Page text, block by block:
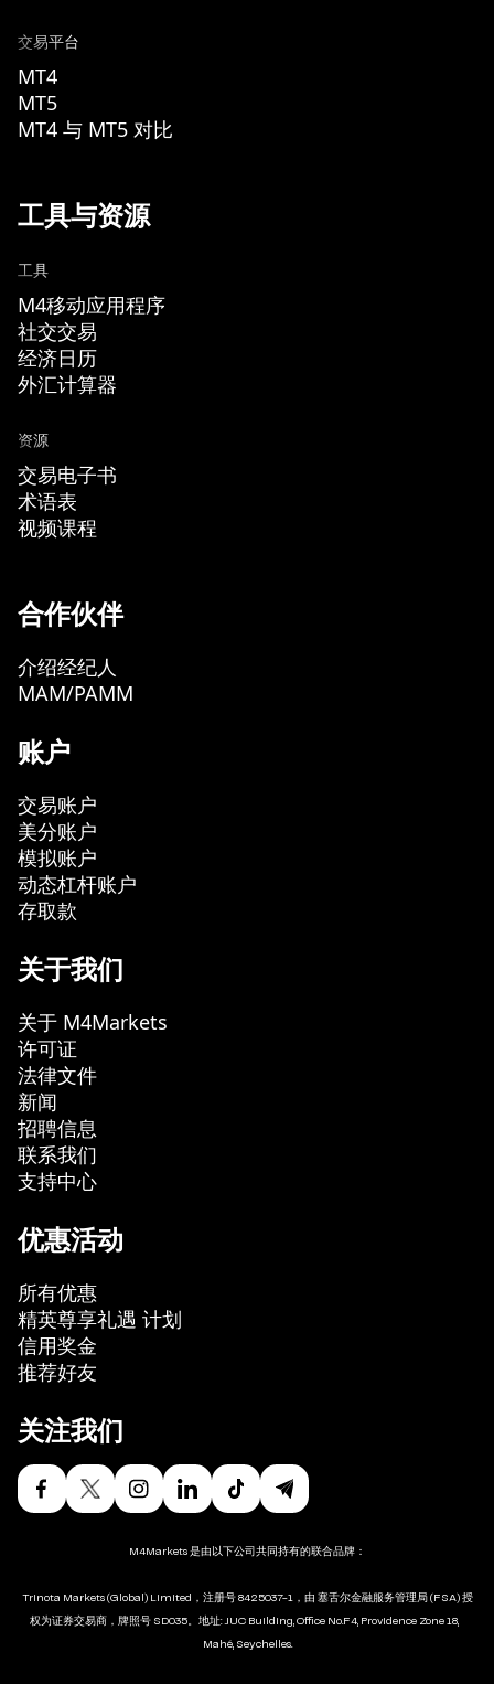
交易平台
MT4
MT5
MT4 与 MT5 对比
工具与资源
工具
M4移动应用程序
社交交易
经济日历
外汇计算器
资源
交易电子书
术语表
视频课程
合作伙伴
介绍经纪人
MAM/PAMM
账户
交易账户
美分账户
模拟账户
动态杠杆账户
存取款
关于我们
关于 M4Markets
许可证
法律文件
新闻
招聘信息
联系我们
支持中心
优惠活动
所有优惠
精英尊享礼遇 计划
信用奖金
推荐好友
关注我们
M4Markets 是由以下公司共同持有的联合品牌：
Trinota Markets (Global) Limited，注册号 8425037-1，由 塞舌尔金融服务管理局 (FSA) 授
权为证券交易商，牌照号 SD035。地址: JUC Building, Office No.F4, Providence Zone 18,
Mahé, Seychelles.